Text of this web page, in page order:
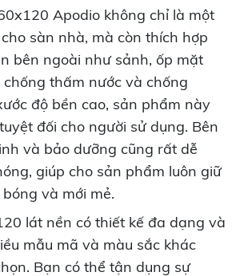
Apodio không chỉ là một
sàn nhà, mà còn thích hợp
bên ngoài như sảnh, ốp mặt
thấm nước và chống
độ bền cao, sản phẩm này
đối cho người sử dụng. Bên
và bảo dưỡng cũng rất dễ
giúp cho sản phẩm luôn giữ
và mới mẻ.
lát nền có thiết kế đa dạng và
mẫu mã và màu sắc khác
Bạn có thể tận dụng sự